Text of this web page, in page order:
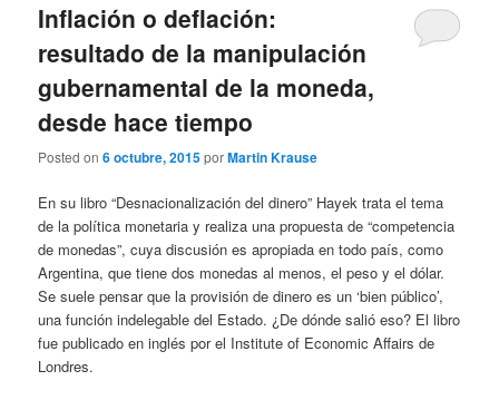
Inflación o deflación:
resultado de la manipulación
gubernamental de la moneda,
desde hace tiempo
Posted on6 octubre, 2015porMartin Krause
En su libro “Desnacionalización del dinero” Hayek trata el tema
de la política monetaria y realiza una propuesta de “competencia
de monedas”, cuya discusión es apropiada en todo país, como
Argentina, que tiene dos monedas al menos, el peso y el dólar.
Se suele pensar que la provisión de dinero es un ‘bien público’,
una función indelegable del Estado. ¿De dónde salió eso? El libro
fue publicado en inglés por el Institute of Economic Affairs de
Londres.